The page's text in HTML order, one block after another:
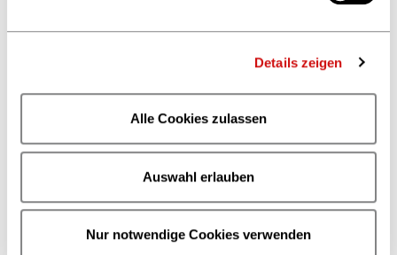
Details zeigen
Alle Cookies zulassen
Auswahl erlauben
Nur notwendige Cookies verwenden
Der Accelerator wird von Unternehmen aus der Buch-
CONTENTshift-Jury entsenden. Der diesjährigen Jury
gehören an: Martina Fiddrich und Olaf Carstens
(Cornelsen Verlag), Carla Scheunemann und Jonas
Konrad (Community Editions/Bastei Lübbe), Alexander
Woge (KNK Customer Engagement), Stefanie Penck
(Buchhandlung Hugendubel), Leif Göritz und Detlef
Büttner (Lehmanns Media/Buchhandlung Thalia),